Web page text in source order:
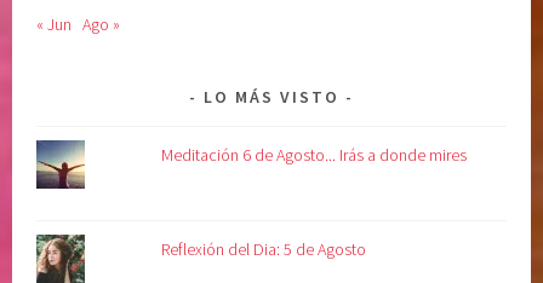
« Jun Ago »
LO MÁS VISTO
Meditación 6 de Agosto... Irás a donde mires
Reflexión del Dia: 5 de Agosto